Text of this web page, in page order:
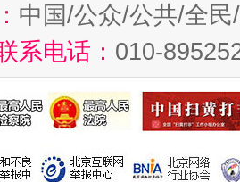
中国/公众/公共/全
系电话： 010-